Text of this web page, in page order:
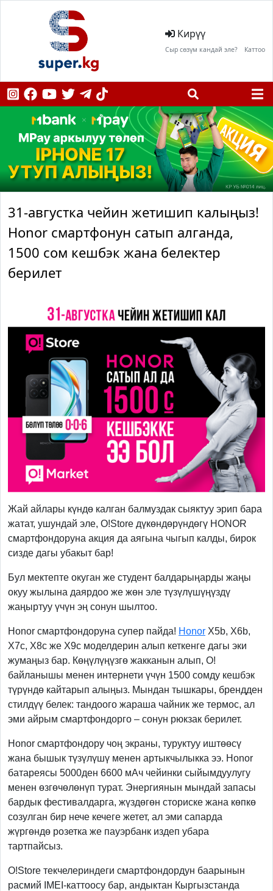
Кирүү
Сыр сөзүм кандай эле? Каттоо
31-августка чейин жетишип калыңыз!
Honor смартфонун сатып алганда,
1500 сом кешбэк жана белектер
берилет
Жай айлары күндө калган балмуздак сыяктуу эрип бара
жатат, ушундай эле, O!Store дүкөндөрүндөгү HONOR
смартфондоруна акция да аягына чыгып калды, бирок
сизде дагы убакыт бар!
Бул мектепте окуган же студент балдарыңарды жаңы
окуу жылына даярдоо же жөн эле түзүлүшүңүздү
жаңыртуу үчүн эң сонун шылтоо.
Honor смартфондоруна супер пайда! Honor X5b, X6b,
X7c, X8c же X9c моделдерин алып кеткенге дагы эки
жумаңыз бар. Көңүлүңүзгө жакканын алып, О!
байланышы менен интернети үчүн 1500 сомду кешбэк
түрүндө кайтарып алыңыз. Мындан тышкары, брендден
стилдүү белек: тандоого жараша чайник же термос, ал
эми айрым смартфондорго – сонун рюкзак берилет.
Honor смартфондору чоң экраны, туруктуу иштөөсү
жана бышык түзүлүшү менен артыкчылыкка ээ. Honor
батареясы 5000ден 6600 мАч чейинки сыйымдуулугу
менен өзгөчөлөнүп турат. Энергиянын мындай запасы
бардык фестивалдарга, жүздөгөн сториске жана көпкө
созулган бир нече кечеге жетет, ал эми сапарда
жүргөндө розетка же пауэрбанк издеп убара
тартпайсыз.
O!Store текчелериндеги смартфондордун баарынын
расмий IMEI-каттоосу бар, андыктан Кыргызстанда